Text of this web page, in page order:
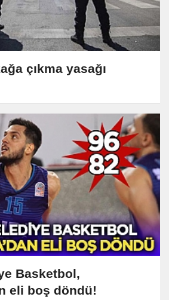
çıkma yasağı
Basketbol,
eli boş döndü!